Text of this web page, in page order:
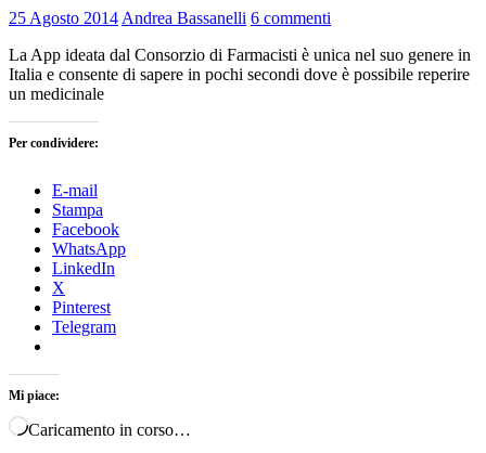
25 Agosto 2014 Andrea Bassanelli 6 commenti
La App ideata dal Consorzio di Farmacisti è unica nel suo genere in
Italia e consente di sapere in pochi secondi dove è possibile reperire
un medicinale
Per condividere:
E-mail
Stampa
Facebook
WhatsApp
LinkedIn
X
Pinterest
Telegram
Mi piace:
Caricamento in corso…